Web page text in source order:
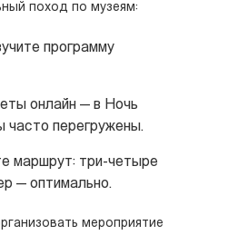
поход по музеям:
программу
онлайн — в Ночь
часто перегружены.
маршрут: три-четыре
— оптимально.
мероприятие